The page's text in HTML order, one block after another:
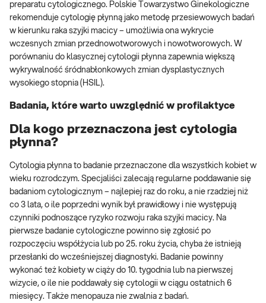
preparatu cytologicznego. Polskie Towarzystwo Ginekologiczne
rekomenduje cytologię płynną jako metodę przesiewowych badań
w kierunku raka szyjki macicy – umożliwia ona wykrycie
wczesnych zmian przednowotworowych i nowotworowych. W
porównaniu do klasycznej cytologii płynna zapewnia większą
wykrywalność śródnabłonkowych zmian dysplastycznych
wysokiego stopnia (HSIL).
Badania, które warto uwzględnić w profilaktyce
Dla kogo przeznaczona jest cytologia
płynna?
Cytologia płynna to badanie przeznaczone dla wszystkich kobiet w
wieku rozrodczym. Specjaliści zalecają regularne poddawanie się
badaniom cytologicznym – najlepiej raz do roku, a nie rzadziej niż
co 3 lata, o ile poprzedni wynik był prawidłowy i nie występują
czynniki podnoszące ryzyko rozwoju raka szyjki macicy. Na
pierwsze badanie cytologiczne powinno się zgłosić po
rozpoczęciu współżycia lub po 25. roku życia, chyba że istnieją
przesłanki do wcześniejszej diagnostyki. Badanie powinny
wykonać też kobiety w ciąży do 10. tygodnia lub na pierwszej
wizycie, o ile nie poddawały się cytologii w ciągu ostatnich 6
miesięcy. Także menopauza nie zwalnia z badań.